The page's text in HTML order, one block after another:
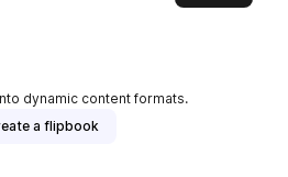
dynamic content formats.
a flipbook